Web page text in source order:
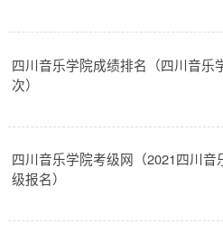
四川音乐学院成绩排名（四川音乐
次）
四川音乐学院考级网（2021四川音
级报名）